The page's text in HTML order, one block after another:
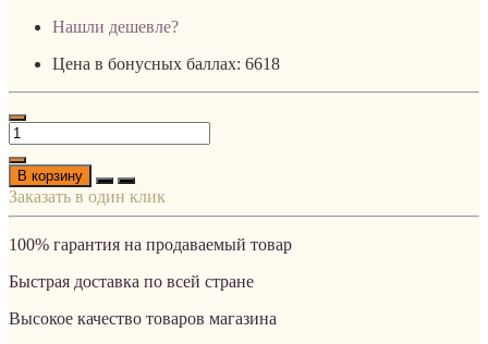
Нашли дешевле?
Цена в бонусных баллах: 6618
В корзину
Заказать в один клик
100% гарантия на продаваемый товар
Быстрая доставка по всей стране
Высокое качество товаров магазина